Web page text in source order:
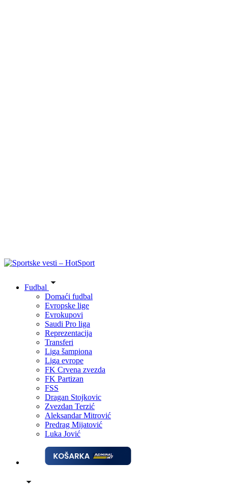
Fudbal
Domaći fudbal
Evropske lige
Evrokupovi
Saudi Pro liga
Reprezentacija
Transferi
Liga šampiona
Liga evrope
FK Crvena zvezda
FK Partizan
FSS
Dragan Stojkovic
Zvezdan Terzić
Aleksandar Mitrović
Predrag Mijatović
Luka Jović